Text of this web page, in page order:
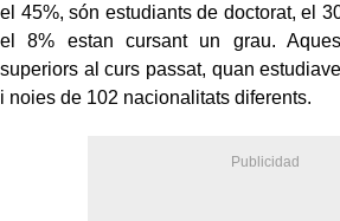
el 45%, són estudiants de doctorat, el
el 8% estan cursant un grau.
superiors al curs passat, quan
i noies de 102 nacionalitats diferents.